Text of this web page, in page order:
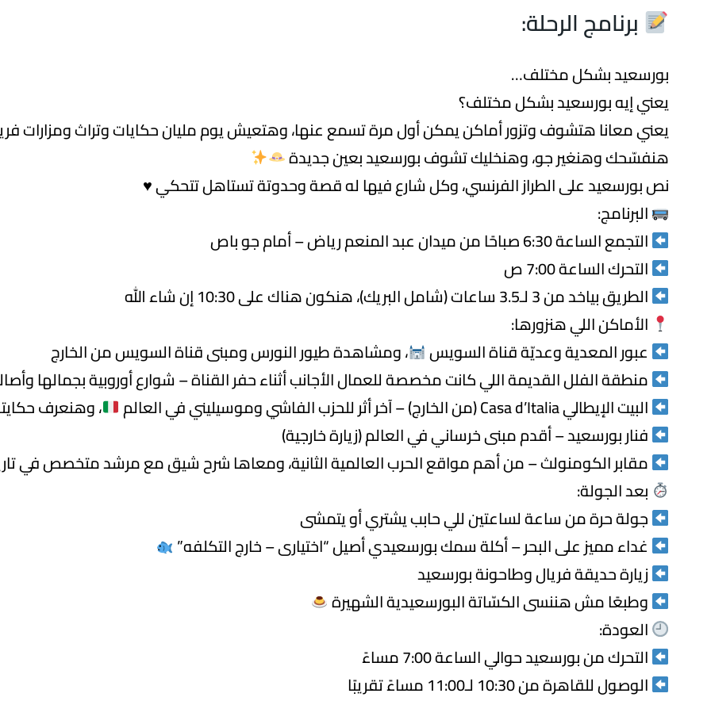
برنامج الرحلة:
بورسعيد بشكل مختلف…
يعني إيه بورسعيد بشكل مختلف؟
يعني معانا هتشوف وتزور أماكن يمكن أول مرة تسمع عنها، وهتعيش يوم مليان حكايات وتراث ومزارات
هنفسّحك وهنغير جو، وهنخليك تشوف بورسعيد بعين جديدة
نص بورسعيد على الطراز الفرنسي، وكل شارع فيها له قصة وحدوتة تستاهل تتحكي ♥️
البرنامج:
التجمع الساعة 6:30 صباحًا من ميدان عبد المنعم رياض – أمام جو باص
التحرك الساعة 7:00 ص
الطريق بياخد من 3 لـ3.5 ساعات (شامل البريك)، هنكون هناك على 10:30 إن شاء الله
الأماكن اللي هنزورها:
عبور المعدية وعديّة قناة السويس
، ومشاهدة طيور النورس ومبنى قناة السويس من الخارج
منطقة الفلل القديمة اللي كانت مخصصة للعمال الأجانب أثناء حفر القناة – شوارع أوروبية بجمالها
البيت الإيطالي Casa d’Italia (من الخارج) – آخر أثر للحزب الفاشي وموسيليني في العالم
، وهنعرف
فنار بورسعيد – أقدم مبنى خرساني في العالم (زيارة خارجية)
مقابر الكومنولث – من أهم مواقع الحرب العالمية الثانية، ومعاها شرح شيق مع مرشد متخصص في
بعد الجولة:
جولة حرة من ساعة لساعتين للي حابب يشتري أو يتمشى
غداء مميز على البحر – أكلة سمك بورسعيدي أصيل “اختيارى – خارج التكلفه”
زيارة حديقة فريال وطاحونة بورسعيد
وطبعًا مش هننسى الكسّاتة البورسعيدية الشهيرة
العودة:
التحرك من بورسعيد حوالي الساعة 7:00 مساءً
الوصول للقاهرة من 10:30 لـ11:00 مساءً تقريبًا